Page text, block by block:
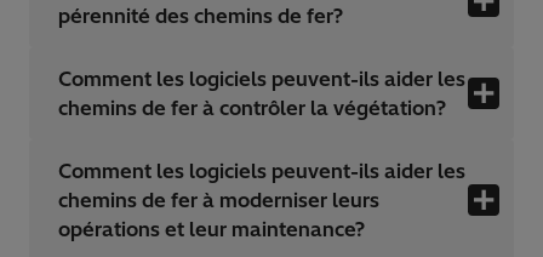
pérennité des chemins de fer?
Comment les logiciels peuvent-ils aider les
chemins de fer à contrôler la végétation?
Comment les logiciels peuvent-ils aider les
chemins de fer à moderniser leurs
opérations et leur maintenance?